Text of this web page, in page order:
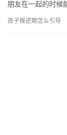
朋友在一起的时候
“算…
孩子叛逆期怎么引导